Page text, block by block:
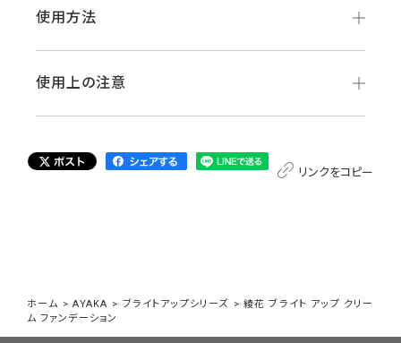
使用方法
使用上の注意
リンクをコピー
ホーム >AYAKA > ブライトアップシリーズ > 綾花 ブライト アップ クリー
ム ファンデーション